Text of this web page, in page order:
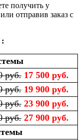
получить у
отправив заказ с
:
руб. 17 500 руб.
руб. 19 900 руб.
руб. 23 900 руб.
руб. 27 900 руб.